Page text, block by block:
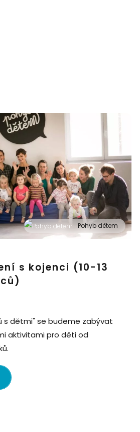
Pohyb dětem
s kojenci (10-13
s dětmi" se budeme zabývat
aktivitami pro děti od